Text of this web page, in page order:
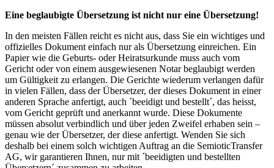
Eine beglaubigte Übersetzung ist nicht nur eine Übersetzung!
In den meisten Fällen reicht es nicht aus, dass Sie ein wichtiges und
offizielles Dokument einfach nur als Übersetzung einreichen. Ein
Papier wie die Geburts- oder Heiratsurkunde muss auch vom
Gericht oder von einem ausgewiesenen Notar beglaubigt werden
um Gültigkeit zu erlangen. Die Gerichte wiederum verlangen dafür
in vielen Fällen, dass der Übersetzer, der dieses Dokument in einer
anderen Sprache anfertigt, auch ´beeidigt und bestellt´, das heisst,
vom Gericht geprüft und anerkannt wurde. Diese Dokumente
müssen absolut verbindlich und über jeden Zweifel erhaben sein –
genau wie der Übersetzer, der diese anfertigt. Wenden Sie sich
deshalb bei einem solch wichtigen Auftrag an die SemioticTransfer
AG, wir garantieren Ihnen, nur mit ´beeidigten und bestellten